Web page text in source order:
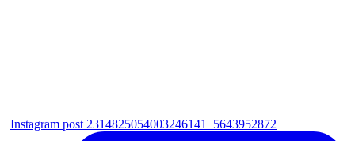
Instagram post 2314825054003246141_5643952872